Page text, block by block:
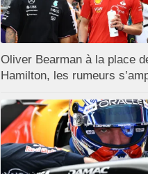
Oliver Bearman à la place
Hamilton, les rumeurs